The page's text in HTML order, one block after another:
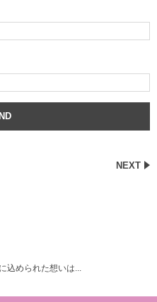
NEXT
込められた想いは...